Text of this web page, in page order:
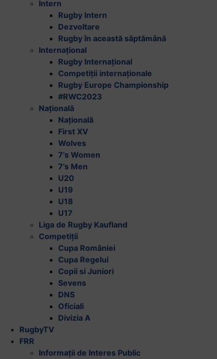
Intern
Rugby Intern
Dezvoltare
Rugby în această săptămână
Internațional
Rugby Internațional
Competiții internaționale
Rugby Europe Championship
#RWC2023
Națională
Națională
First XV
Wolves
7’s Women
7’s Men
U20
U19
U18
U17
Liga de Rugby Kaufland
Competiții
Cupa României
Cupa Regelui
Copii si Juniori
Sevens
DNS
Oficiali
Divizia A
RugbyTV
FRR
Informații de Interes Public